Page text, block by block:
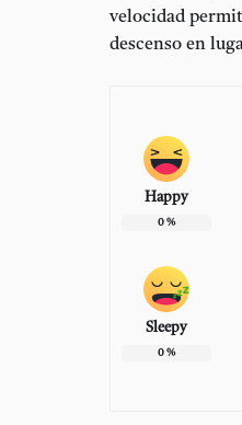
velocidad
descenso en
Happy
0%
Sleepy
0%